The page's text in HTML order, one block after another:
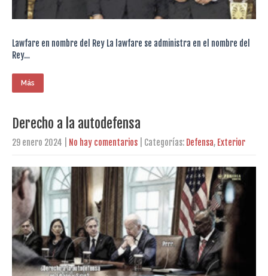
Lawfare en nombre del Rey La lawfare se administra en el nombre del
Rey…
Más
Derecho a la autodefensa
29 enero 2024 No hay comentarios | Categorías: Defensa, Exterior